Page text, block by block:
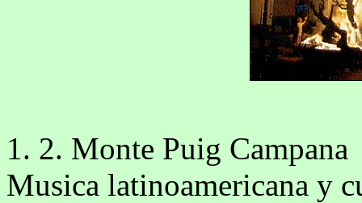
1. 2. Monte Puig
Musica latinoamericana y